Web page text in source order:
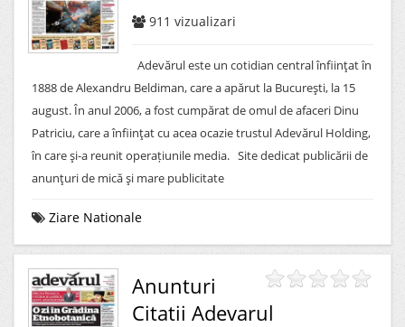
911 vizualizari
Adevărul este un cotidian central înfiinţat în
1888 de Alexandru Beldiman, care a apărut la Bucureşti, la 15
august. În anul 2006, a fost cumpărat de omul de afaceri Dinu
Patriciu, care a înfiinţat cu acea ocazie trustul Adevărul Holding,
în care şi-a reunit operațiunile media. Site dedicat publicării de
anunţuri de mică şi mare publicitate
Ziare Nationale
Anunturi
Citatii Adevarul